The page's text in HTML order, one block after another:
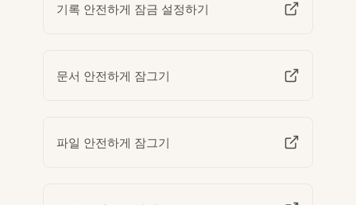
기록 안전하게 잠금 설정하기
문서 안전하게 잠그기
파일 안전하게 잠그기